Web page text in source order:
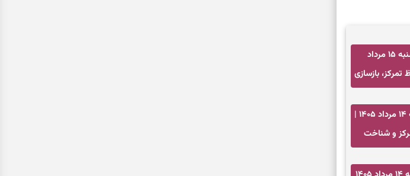
فال فرشتگان امروز پنجشنبه ۱۵ مرداد
تمرکز، بازسازی
فال قهوه امروز چهارشنبه ۱۴ مرداد ۱۴۰۵ |
و شناخت